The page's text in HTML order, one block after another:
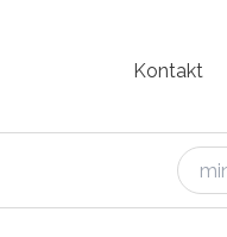
Kontakt